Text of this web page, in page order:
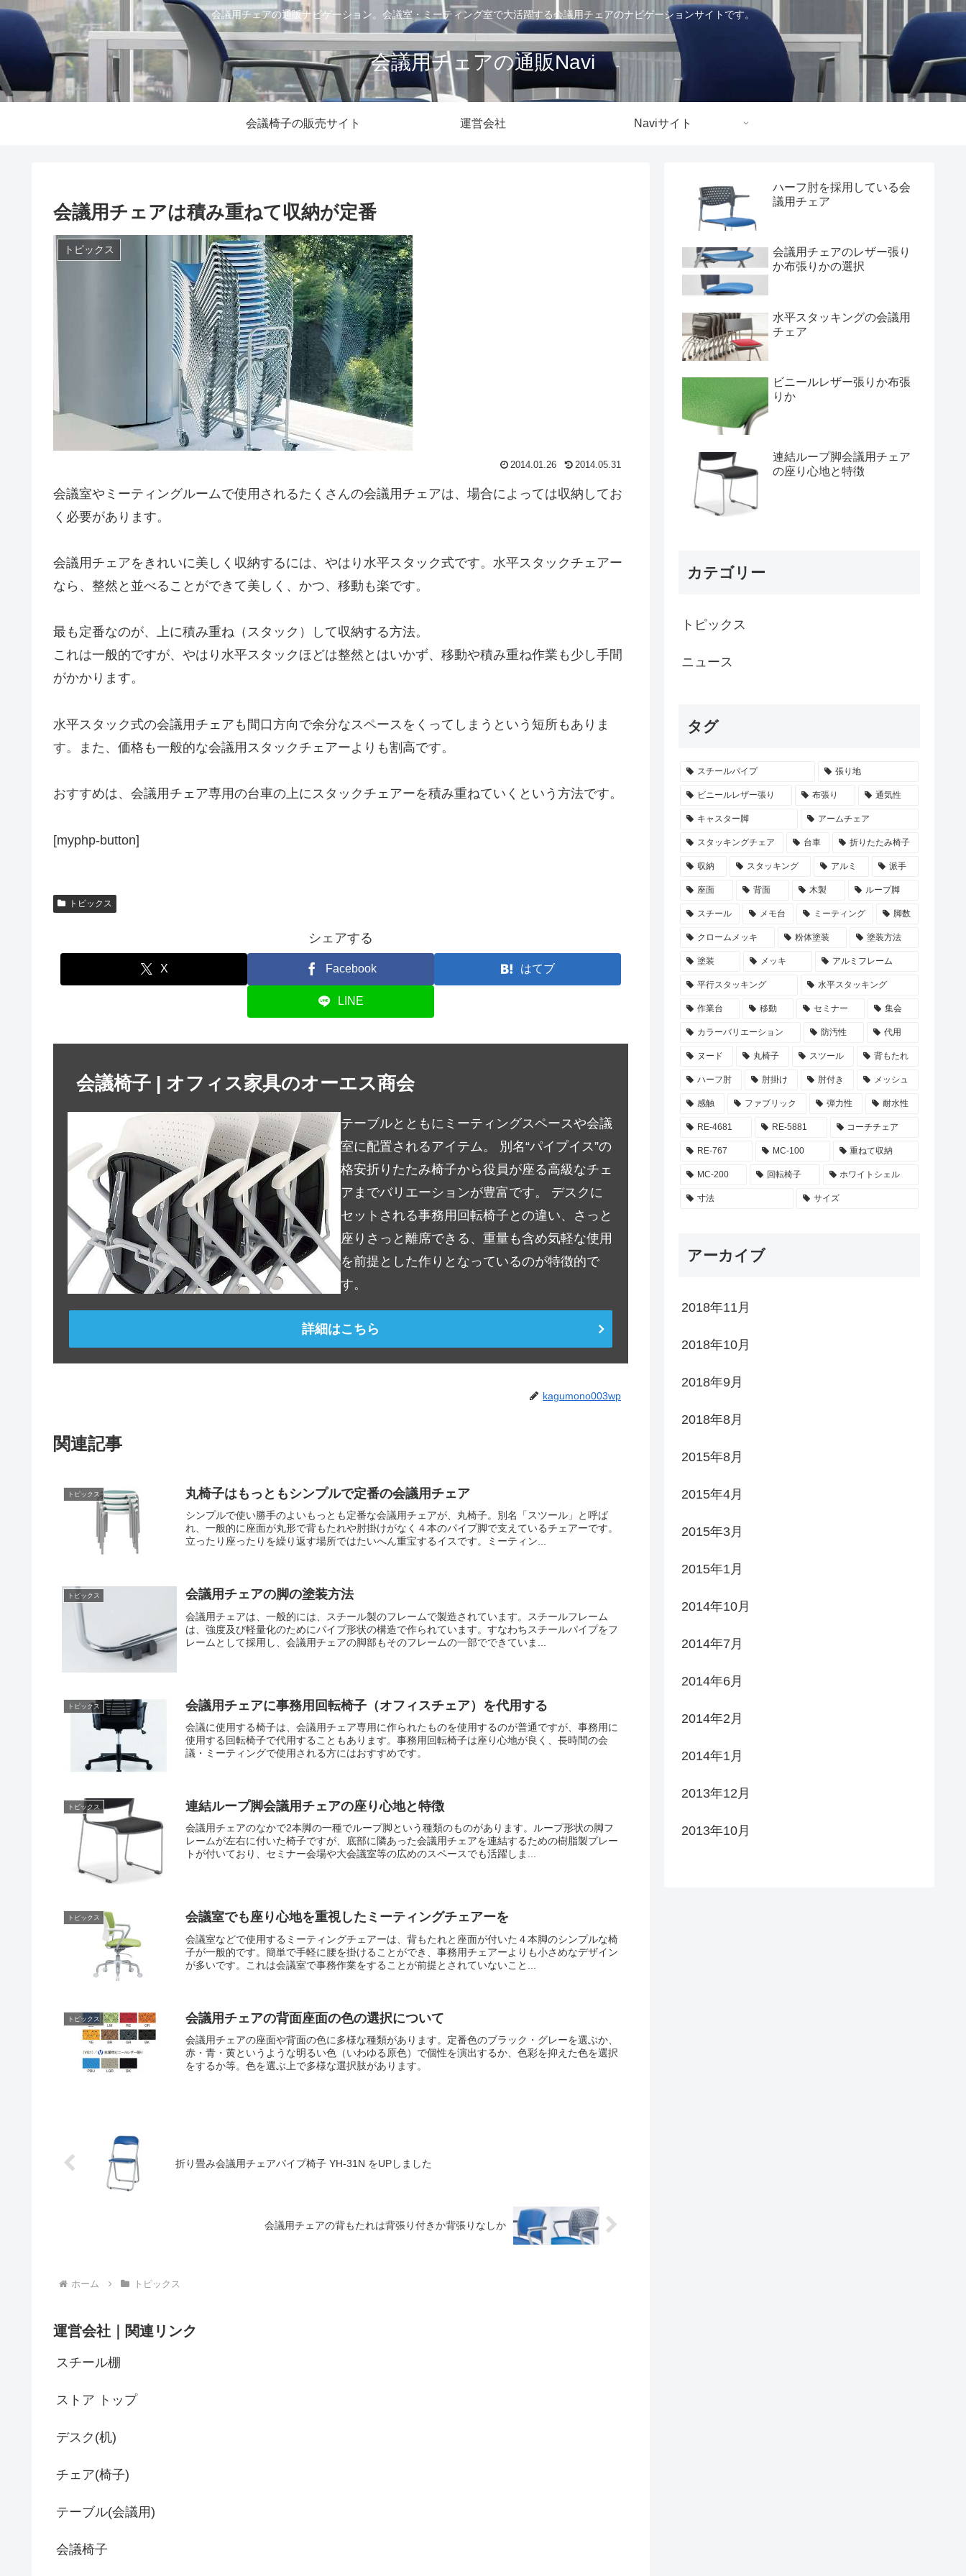
会議用チェアの通販ナビゲーション。会議室・ミーティング室で大活躍する会議用チェアのナビゲーションサイトです。
会議用チェアの通販Navi
会議椅子の販売サイト 運営会社 Naviサイト
会議用チェアは積み重ねて収納が定番
トピックス
2014.01.26 2014.05.31
会議室やミーティングルームで使用されるたくさんの会議用チェアは、場合によっては収納してお
く必要があります。
会議用チェアをきれいに美しく収納するには、やはり水平スタック式です。水平スタックチェアー
なら、整然と並べることができて美しく、かつ、移動も楽です。
最も定番なのが、上に積み重ね（スタック）して収納する方法。
これは一般的ですが、やはり水平スタックほどは整然とはいかず、移動や積み重ね作業も少し手間
がかかります。
水平スタック式の会議用チェアも間口方向で余分なスペースをくってしまうという短所もありま
す。また、価格も一般的な会議用スタックチェアーよりも割高です。
おすすめは、会議用チェア専用の台車の上にスタックチェアーを積み重ねていくという方法です。
[myphp-button]
トピックス
シェアする
X Facebook はてブ
LINE
会議椅子 | オフィス家具のオーエス商会
テーブルとともにミーティングスペースや会議
室に配置されるアイテム。 別名“パイプイス”の
格安折りたたみ椅子から役員が座る高級なチェ
アまでバリエーションが豊富です。 デスクに
セットされる事務用回転椅子との違い、さっと
座りさっと離席できる、重量も含め気軽な使用
を前提とした作りとなっているのが特徴的で
す。
詳細はこちら
kagumono003wp
関連記事
トピックス 丸椅子はもっともシンプルで定番の会議用チェア
シンプルで使い勝手のよいもっとも定番な会議用チェアが、丸椅子。別名「スツール」と呼ば
れ、一般的に座面が丸形で背もたれや肘掛けがなく４本のパイプ脚で支えているチェアーです。
立ったり座ったりを繰り返す場所ではたいへん重宝するイスです。ミーティン...
トピックス 会議用チェアの脚の塗装方法
会議用チェアは、一般的には、スチール製のフレームで製造されています。スチールフレーム
は、強度及び軽量化のためにパイプ形状の構造で作られています。すなわちスチールパイプをフ
レームとして採用し、会議用チェアの脚部もそのフレームの一部でできていま...
トピックス 会議用チェアに事務用回転椅子（オフィスチェア）を代用する
会議に使用する椅子は、会議用チェア専用に作られたものを使用するのが普通ですが、事務用に
使用する回転椅子で代用することもあります。事務用回転椅子は座り心地が良く、長時間の会
議・ミーティングで使用される方にはおすすめです。
トピックス 連結ループ脚会議用チェアの座り心地と特徴
会議用チェアのなかで2本脚の一種でループ脚という種類のものがあります。ループ形状の脚フ
レームが左右に付いた椅子ですが、底部に隣あった会議用チェアを連結するための樹脂製プレー
トが付いており、セミナー会場や大会議室等の広めのスペースでも活躍しま...
トピックス 会議室でも座り心地を重視したミーティングチェアーを
会議室などで使用するミーティングチェアーは、背もたれと座面が付いた４本脚のシンプルな椅
子が一般的です。簡単で手軽に腰を掛けることができ、事務用チェアーよりも小さめなデザイン
が多いです。これは会議室で事務作業をすることが前提とされていないこと...
トピックス 会議用チェアの背面座面の色の選択について
会議用チェアの座面や背面の色に多様な種類があります。定番色のブラック・グレーを選ぶか、
赤・青・黄というような明るい色（いわゆる原色）で個性を演出するか、色彩を抑えた色を選択
をするか等。色を選ぶ上で多様な選択肢があります。
折り畳み会議用チェアパイプ椅子 YH-31N をUPしました
会議用チェアの背もたれは背張り付きか背張りなしか
ホーム トピックス
運営会社｜関連リンク
スチール棚
ストア トップ
デスク(机)
チェア(椅子)
テーブル(会議用)
会議椅子
ハーフ肘を採用している会
議用チェア
会議用チェアのレザー張り
か布張りかの選択
水平スタッキングの会議用
チェア
ビニールレザー張りか布張
りか
連結ループ脚会議用チェア
の座り心地と特徴
カテゴリー
トピックス
ニュース
タグ
スチールパイプ 張り地
ビニールレザー張り 布張り 通気性
キャスター脚 アームチェア
スタッキングチェア 台車 折りたたみ椅子
収納 スタッキング アルミ 派手
座面 背面 木製 ループ脚
スチール メモ台 ミーティング 脚数
クロームメッキ 粉体塗装 塗装方法
塗装 メッキ アルミフレーム
平行スタッキング 水平スタッキング
作業台 移動 セミナー 集会
カラーバリエーション 防汚性 代用
ヌード 丸椅子 スツール 背もたれ
ハーフ肘 肘掛け 肘付き メッシュ
感触 ファブリック 弾力性 耐水性
RE-4681 RE-5881 コーチチェア
RE-767 MC-100 重ねて収納
MC-200 回転椅子 ホワイトシェル
寸法 サイズ
アーカイブ
2018年11月
2018年10月
2018年9月
2018年8月
2015年8月
2015年4月
2015年3月
2015年1月
2014年10月
2014年7月
2014年6月
2014年2月
2014年1月
2013年12月
2013年10月